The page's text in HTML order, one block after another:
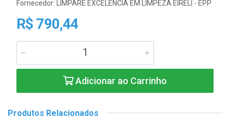
Fornecedor: LIMPARE EXCELENCIA EM LIMPEZA EIRELI - EPP
R$ 790,44
Adicionar ao Carrinho
Produtos Relacionados